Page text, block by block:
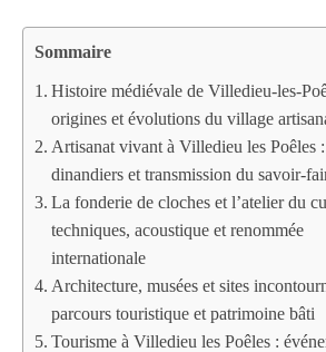
Sommaire
Histoire médiévale de Villedieu-les-
origines et évolutions du village
Artisanat vivant à Villedieu les Poêles
dinandiers et transmission du savoir-
La fonderie de cloches et l’atelier du
techniques, acoustique et renommée
internationale
Architecture, musées et sites
parcours touristique et patrimoine bâti
Tourisme à Villedieu les Poêles :